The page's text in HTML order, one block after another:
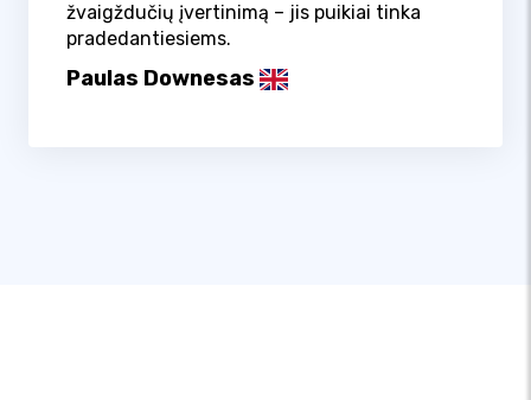
žvaigždučių įvertinimą – jis puikiai tinka
pradedantiesiems.
Paulas Downesas